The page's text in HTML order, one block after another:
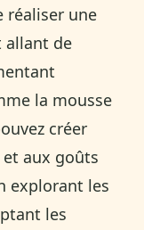
réaliser une
allant de
la mousse
créer
aux goûts
explorant les
les